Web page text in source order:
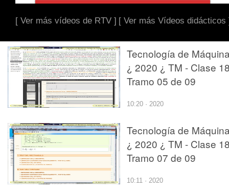
[ Ver más vídeos de RTV ] [ Ver más Vídeos didácticos
Tecnología de
¿ 2020 ¿ TM - Clase
Tramo 05 de 09
10:20 · 2020
Tecnología de
¿ 2020 ¿ TM - Clase
Tramo 07 de 09
10:11 · 2020